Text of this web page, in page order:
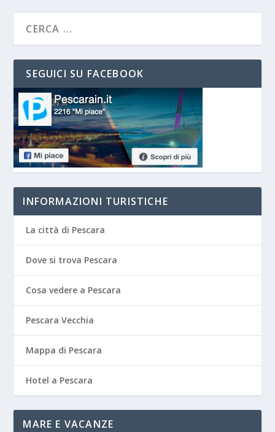
SEGUICI SU FACEBOOK
INFORMAZIONI TURISTICHE
La città di Pescara
Dove si trova Pescara
Cosa vedere a Pescara
Pescara Vecchia
Mappa di Pescara
Hotel a Pescara
MARE E VACANZE